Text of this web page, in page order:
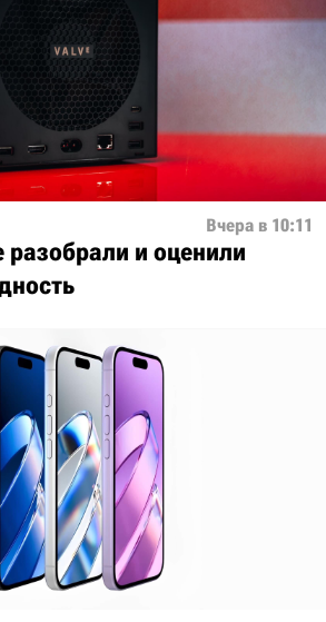
Вчера в 10:11
разобрали и оценили